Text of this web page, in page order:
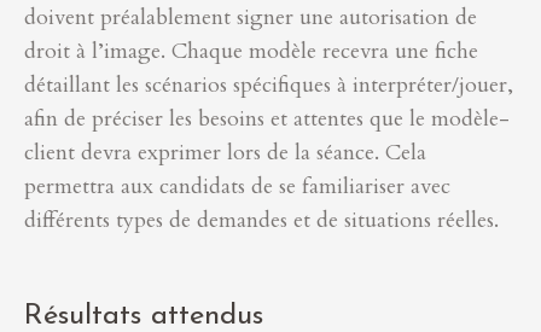
doivent préalablement signer une autorisation de
droit à l’image. Chaque modèle recevra une fiche
détaillant les scénarios spécifiques à interpréter/jouer,
afin de préciser les besoins et attentes que le modèle-
client devra exprimer lors de la séance. Cela
permettra aux candidats de se familiariser avec
différents types de demandes et de situations réelles.
Résultats attendus